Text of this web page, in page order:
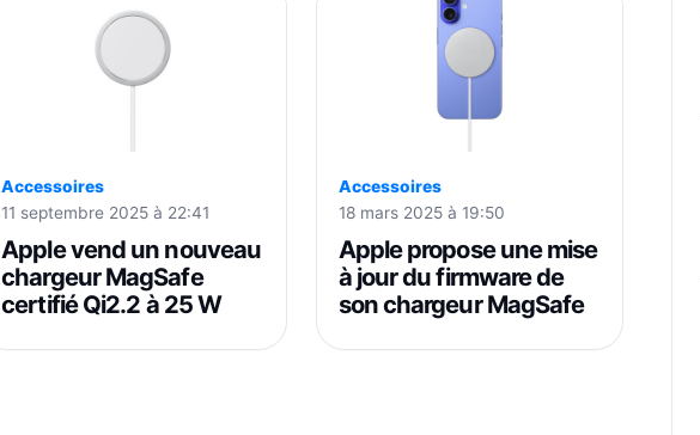
Accessoires
11 septembre 2025 à 22:41
Apple vend un nouveau
chargeur MagSafe
certifié Qi2.2 à 25 W
Accessoires
18 mars 2025 à 19:50
Apple propose une mise
à jour du firmware de
son chargeur MagSafe